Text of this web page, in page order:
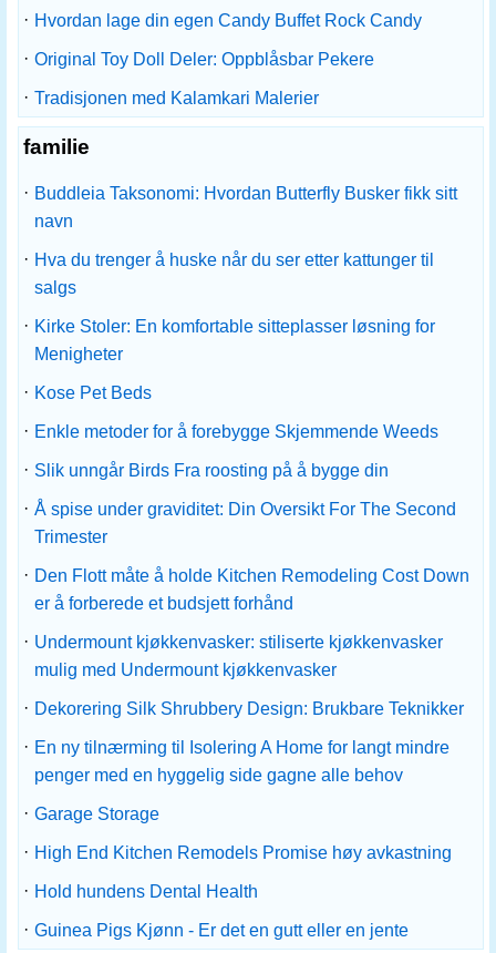
· Hvordan lage din egen Candy Buffet Rock Candy
· Original Toy Doll Deler: Oppblåsbar Pekere
· Tradisjonen med Kalamkari Malerier
familie
· Buddleia Taksonomi: Hvordan Butterfly Busker fikk sitt
navn
· Hva du trenger å huske når du ser etter kattunger til
salgs
· Kirke Stoler: En komfortable sitteplasser løsning for
Menigheter
· Kose Pet Beds
· Enkle metoder for å forebygge Skjemmende Weeds
· Slik unngår Birds Fra roosting på å bygge din
· Å spise under graviditet: Din Oversikt For The Second
Trimester
· Den Flott måte å holde Kitchen Remodeling Cost Down
er å forberede et budsjett forhånd
· Undermount kjøkkenvasker: stiliserte kjøkkenvasker
mulig med Undermount kjøkkenvasker
· Dekorering Silk Shrubbery Design: Brukbare Teknikker
· En ny tilnærming til Isolering A Home for langt mindre
penger med en hyggelig side gagne alle behov
· Garage Storage
· High End Kitchen Remodels Promise høy avkastning
· Hold hundens Dental Health
· Guinea Pigs Kjønn - Er det en gutt eller en jente